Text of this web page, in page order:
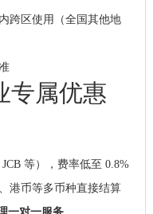
跨区使用（全国其他地
专属优惠
JCB 等），费率低至 0.8%
港币等多币种直接结算